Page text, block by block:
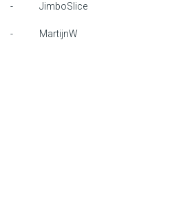
English
- JimboSlice
- MartijnW